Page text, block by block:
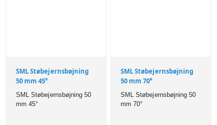
SML Støbejernsbøjning
50 mm 45°
SML Støbejernsbøjning 50
mm 45°
SML Støbejernsbøjning
50 mm 70°
SML Støbejernsbøjning 50
mm 70°